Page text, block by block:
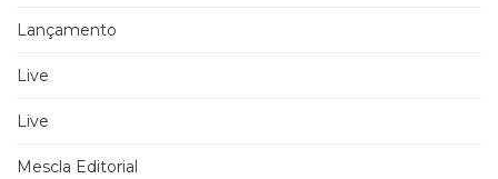
Lançamento
Live
Live
Mescla Editorial